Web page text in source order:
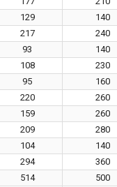
129 140
217 240
93 140
108 230
95 160
220 260
159 260
209 280
104 140
294 360
514 500